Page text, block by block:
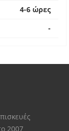
4-6 ώρες
-
2007